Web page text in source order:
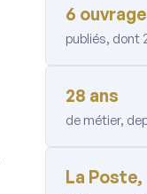
6
publiés, dont
28 ans
de métier,
La